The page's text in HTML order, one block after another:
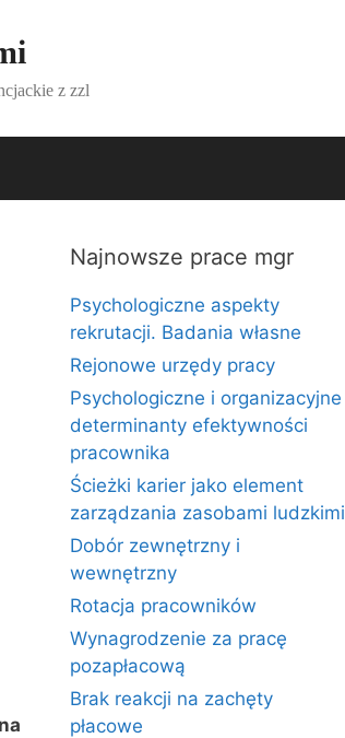
z zzl
Najnowsze prace mgr
Psychologiczne aspekty
rekrutacji. Badania własne
Rejonowe urzędy pracy
Psychologiczne i organizacyjne
determinanty efektywności
pracownika
Ścieżki karier jako element
zarządzania zasobami ludzkimi
Dobór zewnętrzny i
wewnętrzny
Rotacja pracowników
Wynagrodzenie za pracę
pozapłacową
Brak reakcji na zachęty
płacowe